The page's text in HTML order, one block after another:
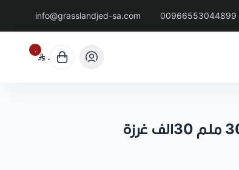
00966553044899
info@grasslandjed-sa.com
٠
٠